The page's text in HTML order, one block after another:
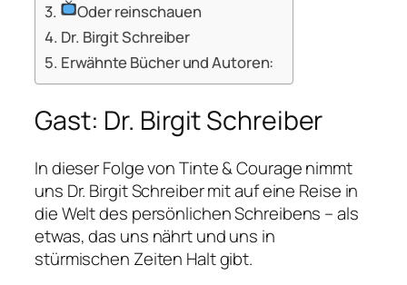
Oder reinschauen
Dr. Birgit Schreiber
Erwähnte Bücher und Autoren:
Gast: Dr. Birgit Schreiber
In dieser Folge vonTinte & Couragenimmt
uns Dr. Birgit Schreiber mit auf eine Reise in
die Welt des persönlichen Schreibens – als
etwas, das uns nährt und uns in
stürmischen Zeiten Halt gibt.